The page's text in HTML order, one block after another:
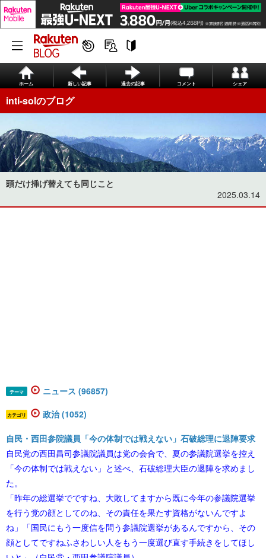
ホーム 新しい記事 過去の記事 コメント シェア
inti-solのブログ
頭だけ挿げ替えても同じこと
2025.03.14
テーマ ニュース (96857)
カテゴリ 政治 (1052)
自民・西田参院議員「今の体制では戦えない」石破総理に退陣要求
自民党の西田昌司参議院議員は党の会合で、夏の参議院選挙を控え
「今の体制では戦えない」と述べ、石破総理大臣の退陣を求めまし
た。
「昨年の総選挙でですね、大敗してますから既に今年の参議院選挙
を行う党の顔としてのね、その責任を果たす資格がないんですよ
ね」「国民にもう一度信を問う参議院選挙があるんですから、その
顔としてですねふさわしい人をもう一度選び直す手続きをしてほし